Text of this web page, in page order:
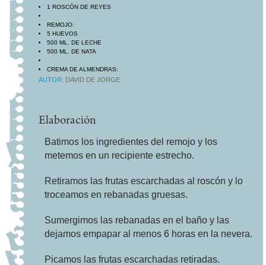
1 ROSCÓN DE REYES
REMOJO:
5 HUEVOS
500 ML. DE LECHE
500 ML. DE NATA
CREMA DE ALMENDRAS:
100 G DE CREMA PASTELERA
80 G DE AZÚCAR EN POLVO
1 SOPERA DE RON
CREMA ESCARCHADA:
1 SOPERA DE AZÚCAR
PICADA
ADEMÁS:
AUTOR: DAVID DE JORGE
Elaboración
Batimos los ingredientes del remojo y los
metemos en un recipiente estrecho.
Retiramos las frutas escarchadas al roscón y lo
troceamos en rebanadas gruesas.
Sumergimos las rebanadas en el baño y las
dejamos empapar al menos 6 horas en la nevera.
Picamos las frutas escarchadas retiradas.